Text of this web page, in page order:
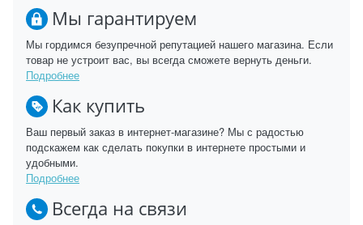
Мы гарантируем
Мы гордимся безупречной репутацией нашего магазина. Если
товар не устроит вас, вы всегда сможете вернуть деньги.
Подробнее
Как купить
Ваш первый заказ в интернет-магазине? Мы с радостью
подскажем как сделать покупки в интернете простыми и
удобными.
Подробнее
Всегда на связи